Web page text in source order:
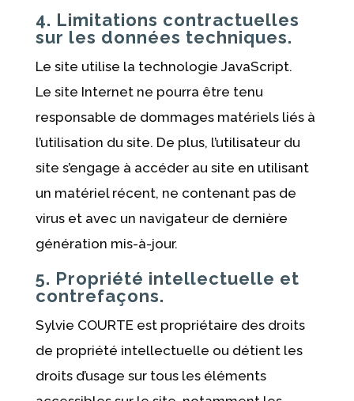
4. Limitations contractuelles
sur les données techniques.
Le site utilise la technologie JavaScript.
Le site Internet ne pourra être tenu
responsable de dommages matériels liés à
l’utilisation du site. De plus, l’utilisateur du
site s’engage à accéder au site en utilisant
un matériel récent, ne contenant pas de
virus et avec un navigateur de dernière
génération mis-à-jour.
5. Propriété intellectuelle et
contrefaçons.
Sylvie COURTE est propriétaire des droits
de propriété intellectuelle ou détient les
droits d’usage sur tous les éléments